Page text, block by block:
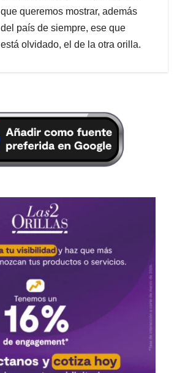
que queremos mostrar, además
del país de siempre, ese que
está olvidado, el de la otra orilla.